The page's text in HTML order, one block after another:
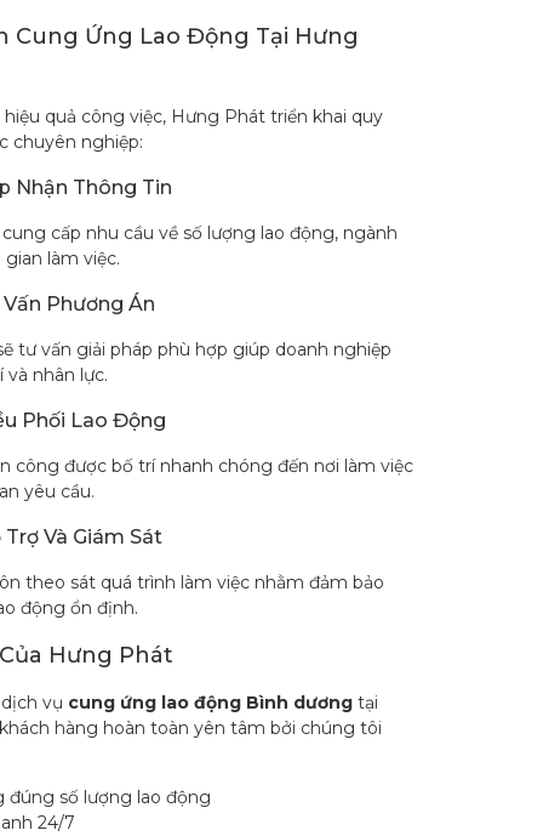
Cung Ứng Lao Động Tại Hưng
quả công việc, Hưng Phát triển khai quy
chuyên nghiệp:
Nhận Thông Tin
cấp nhu cầu về số lượng lao động, ngành
làm việc.
Phương Án
tư vấn giải pháp phù hợp giúp doanh nghiệp
và nhân lực.
Phối Lao Động
công được bố trí nhanh chóng đến nơi làm việc
yêu cầu.
Và Giám Sát
theo sát quá trình làm việc nhằm đảm bảo
động ổn định.
Hưng Phát
vụ cung ứng lao động Bình dương tại
hàng hoàn toàn yên tâm bởi chúng tôi
đúng số lượng lao động
24/7